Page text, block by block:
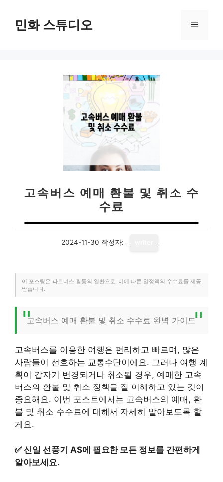
민화 스튜디오 메
고속버스 예매 환불 및 취소 수
수료
2024-11-30 작성자:
이 포스팅은 파트너스 활동의 일환으로, 이에 따른 일정액의 수수료를 제공
받습니다.
고속버스 예매 환불 및 취소 수수료 완벽 가이드
고속버스를 이용한 여행은 편리하고 빠르며, 많은
사람들이 선호하는 교통수단이에요. 그러나 여행 계
획이 갑자기 변경되거나 취소될 경우, 예매한 고속
버스의 환불 및 취소 정책을 잘 이해하고 있는 것이
중요해요. 이번 포스트에서는 고속버스의 예매, 환
불 및 취소 수수료에 대해서 자세히 알아보도록 할
게요.
✅신일 선풍기 AS에 필요한 모든 정보를 간편하게
알아보세요.